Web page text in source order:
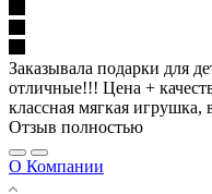
Заказывала подарки для
отличные!!! Цена +
классная мягкая игрушка,
Отзыв полностью
О Компании